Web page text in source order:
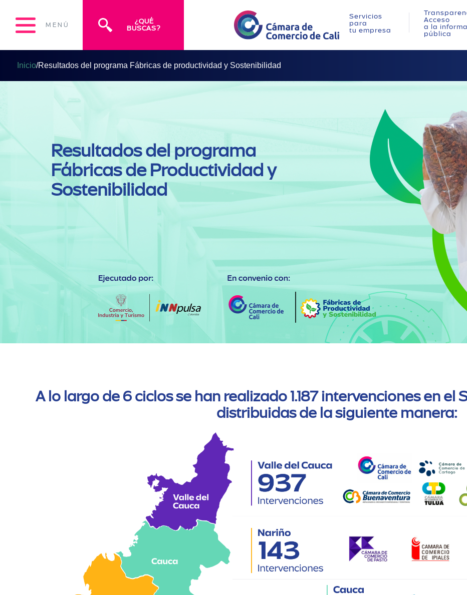
MENÚ
¿QUÉ
BUSCAS?
Servicios
para
tu empresa
Acceso
a la
pública
Inicio/Resultados del programa Fábricas de productividad y Sostenibilidad
Resultados del programa
Fábricas de Productividad y
Sostenibilidad
A lo largo de 6 ciclos se han realizado 1.187 intervenciones en
distribuidas de la siguiente manera: